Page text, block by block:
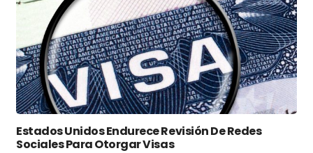
Estados Unidos Endurece Revisión De Redes
Sociales Para Otorgar Visas